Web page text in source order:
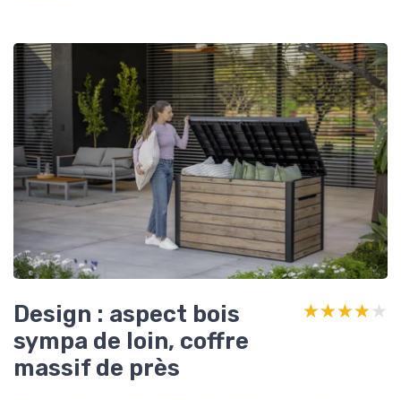
Design : aspect bois
sympa de loin, coffre
massif de près
★★★★★
★★★★★